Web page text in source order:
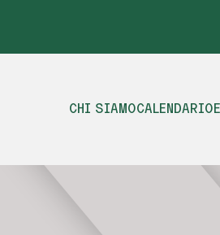
CHI SIAMOCALENDARIO